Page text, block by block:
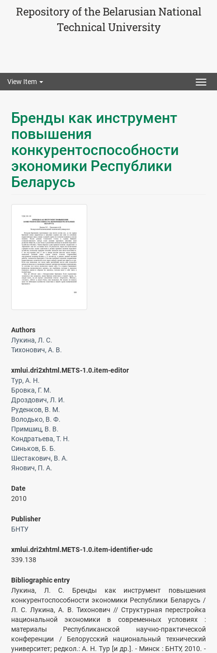
Repository of the Belarusian National
Technical University
View Item
Бренды как инструмент
повышения
конкурентоспособности
экономики Республики
Беларусь
Authors
Лукина, Л. С.
Тихонович, А. В.
xmlui.dri2xhtml.METS-1.0.item-editor
Тур, А. Н.
Бровка, Г. М.
Дроздович, Л. И.
Руденков, В. М.
Володько, В. Ф.
Примшиц, В. В.
Кондратьева, Т. Н.
Синьков, Б. Б.
Шестакович, В. А.
Янович, П. А.
Date
2010
Publisher
БНТУ
xmlui.dri2xhtml.METS-1.0.item-identifier-udc
339.138
Bibliographic entry
Лукина, Л. С. Бренды как инструмент повышения
конкурентоспособности экономики Республики Беларусь /
Л. С. Лукина, А. В. Тихонович // Структурная перестройка
национальной экономики в современных условиях :
материалы Республиканской научно-практической
конференции / Белорусский национальный технический
университет; редкол.: А. Н. Тур [и др.]. - Минск : БНТУ, 2010. -